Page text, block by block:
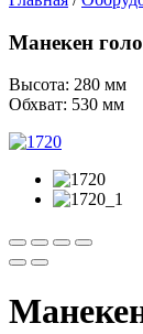
Манекен
Высота: 280 мм
Обхват: 530 мм